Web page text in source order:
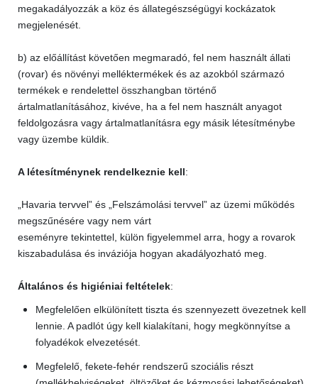
megakadályozzák a köz és állategészségügyi kockázatok
megjelenését.
b) az előállítást követően megmaradó, fel nem használt állati
(rovar) és növényi melléktermékek és az azokból származó
termékek e rendelettel összhangban történő
ártalmatlanításához, kivéve, ha a fel nem használt anyagot
feldolgozásra vagy ártalmatlanításra egy másik létesítménybe
vagy üzembe küldik.
A létesítménynek rendelkeznie kell:
„Havaria tervvel” és „Felszámolási tervvel” az üzemi működés
megszűnésére vagy nem várt
eseményre tekintettel, külön figyelemmel arra, hogy a rovarok
kiszabadulása és inváziója hogyan akadályozható meg.
Általános és higiéniai feltételek:
Megfelelően elkülönített tiszta és szennyezett övezetnek kell
lennie. A padlót úgy kell kialakítani, hogy megkönnyítse a
folyadékok elvezetését.
Megfelelő, fekete-fehér rendszerű szociális részt